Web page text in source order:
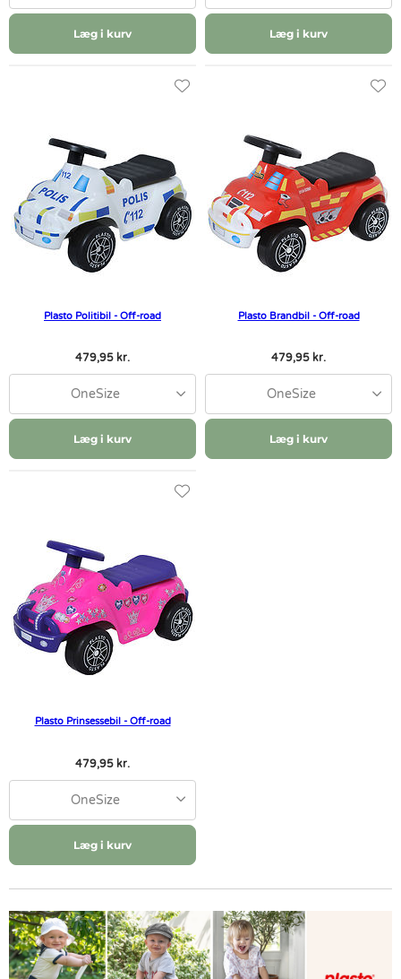
Læg i kurv Læg i kurv
Plasto Politibil - Off-road
479,95 kr.
OneSize
Læg i kurv
Plasto Brandbil - Off-road
479,95 kr.
OneSize
Læg i kurv
Plasto Prinsessebil - Off-road
479,95 kr.
OneSize
Læg i kurv